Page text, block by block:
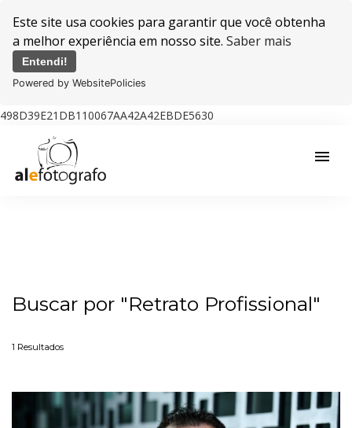
Este site usa cookies para garantir que você obtenha
a melhor experiência em nosso site. Saber mais
Entendi!
Powered by WebsitePolicies
498D39E21DB110067AA42A42EBDE5630
menu
Buscar por "Retrato Profissional"
1 Resultados